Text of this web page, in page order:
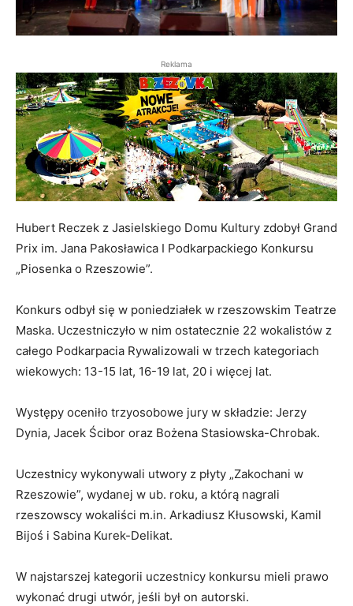
Reklama
Hubert Reczek z Jasielskiego Domu Kultury zdobył Grand
Prix im. Jana Pakosławica I Podkarpackiego Konkursu
„Piosenka o Rzeszowie”.
Konkurs odbył się w poniedziałek w rzeszowskim Teatrze
Maska. Uczestniczyło w nim ostatecznie 22 wokalistów z
całego Podkarpacia Rywalizowali w trzech kategoriach
wiekowych: 13-15 lat, 16-19 lat, 20 i więcej lat.
Występy oceniło trzyosobowe jury w składzie: Jerzy
Dynia, Jacek Ścibor oraz Bożena Stasiowska-Chrobak.
Uczestnicy wykonywali utwory z płyty „Zakochani w
Rzeszowie”, wydanej w ub. roku, a którą nagrali
rzeszowscy wokaliści m.in. Arkadiusz Kłusowski, Kamil
Bijoś i Sabina Kurek-Delikat.
W najstarszej kategorii uczestnicy konkursu mieli prawo
wykonać drugi utwór, jeśli był on autorski.